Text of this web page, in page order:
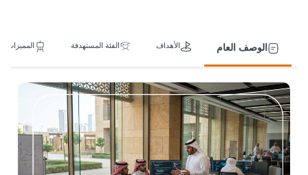
الوصف العام الأهداف الفئة المستهدفة المميزات